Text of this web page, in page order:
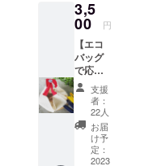
と併用
不可。
1000円
以上の
ご利用
で1枚・
3000円
以上の
ご利用
で2枚お
使いい
ただけ
ます。
3,5
00 円
【エコ
バッグ
で応
援！！
】 ①東
久留米
にある
就労支
援施
設 コ
支援
者：
22人
お届
け予
定：
2023